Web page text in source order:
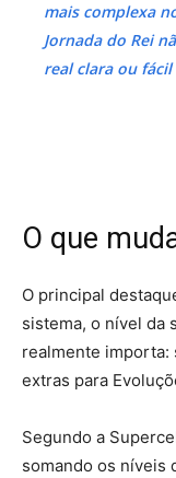
mais complexa
Jornada do Rei
real clara ou
O que
O principal
sistema, o nível da
realmente importa:
extras para
Segundo a
somando os níveis